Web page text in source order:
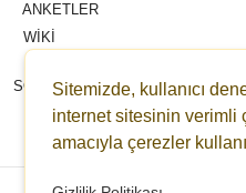
ANKETLER
WİKİ
SÖZLEŞMESI
ESHAHABER
ESHA TV
Sitemizde, kullanıcı
internet sitesinin verimli
amacıyla çerezler
Copyright © 2022-2026